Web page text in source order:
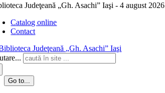
Judeţeană „Gh. Asachi” Iaşi - 4 august 2026
Catalog online
Contact
Go to...